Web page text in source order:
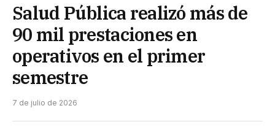
Salud Pública realizó más de
90 mil prestaciones en
operativos en el primer
semestre
7 de julio de 2026